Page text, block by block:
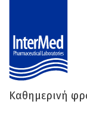
Καθημερινή